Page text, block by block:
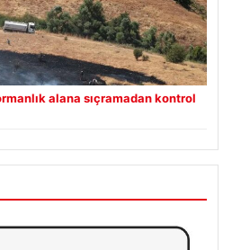
alana sıçramadan kontrol